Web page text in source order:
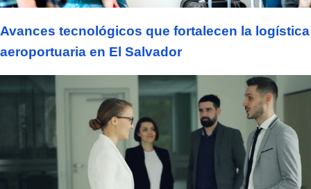
Avances tecnológicos que fortalecen la logística
aeroportuaria en El Salvador